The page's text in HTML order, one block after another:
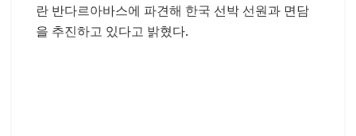
란 반다르아바스에 파견해 한국 선박 선원과 면담
을 추진하고 있다고 밝혔다.